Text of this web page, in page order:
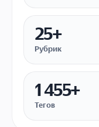
25+
Рубрик
1 455+
Тегов